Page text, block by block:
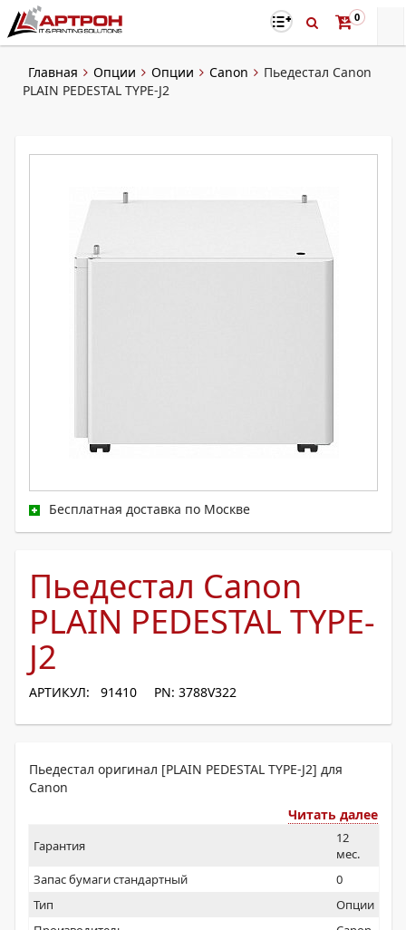
0
Главная Опции Опции Canon
Пьедестал Canon
PLAIN PEDESTAL TYPE-J2
Бесплатная доставка по Москве
Пьедестал Canon
PLAIN PEDESTAL TYPE-
J2
АРТИКУЛ: 91410 PN: 3788V322
Пьедестал оригинал [PLAIN PEDESTAL TYPE-J2] для
Canon
Читать далее
Гарантия
12
мес.
Запас бумаги стандартный
0
Тип
Опции